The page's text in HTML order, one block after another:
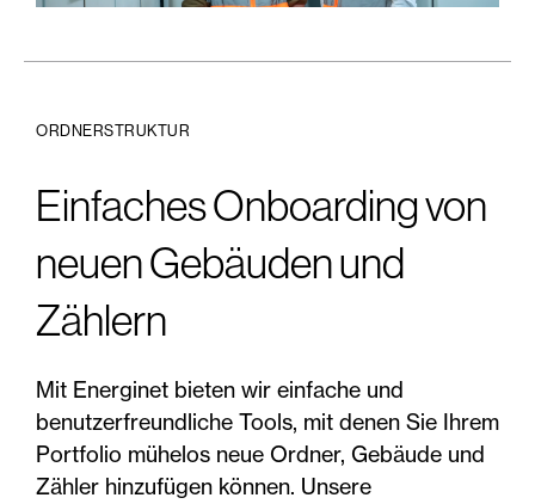
ORDNERSTRUKTUR
Einfaches Onboarding von
neuen Gebäuden und
Zählern
Mit Energinet bieten wir einfache und
benutzerfreundliche Tools, mit denen Sie Ihrem
Portfolio mühelos neue Ordner, Gebäude und
Zähler hinzufügen können. Unsere